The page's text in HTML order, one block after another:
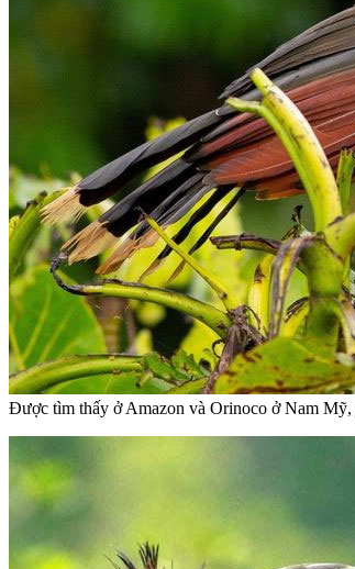
Được tìm thấy ở Amazon và Orinoco ở Nam Mỹ,